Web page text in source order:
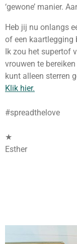
‘gewone’ manier.
Heb jij nu onlangs
of een kaartlegging
Ik zou het supertof
vrouwen te
kunt alleen sterren
Klik hier.
#spreadthelove
★
Esther